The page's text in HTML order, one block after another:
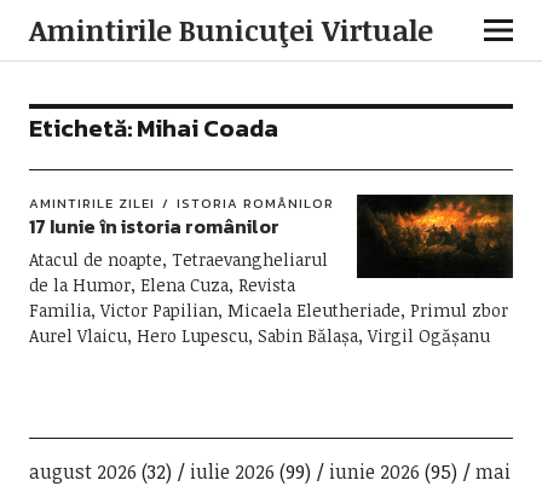
Amintirile Bunicuţei Virtuale
Etichetă:Mihai Coada
AMINTIRILE ZILEI ISTORIA ROMÂNILOR
17 Iunie în istoria românilor
Atacul de noapte, Tetraevangheliarul
de la Humor, Elena Cuza, Revista
Familia, Victor Papilian, Micaela Eleutheriade, Primul zbor
Aurel Vlaicu, Hero Lupescu, Sabin Bălașa, Virgil Ogășanu
august 2026 (32) iulie 2026 (99) iunie 2026 (95)
mai